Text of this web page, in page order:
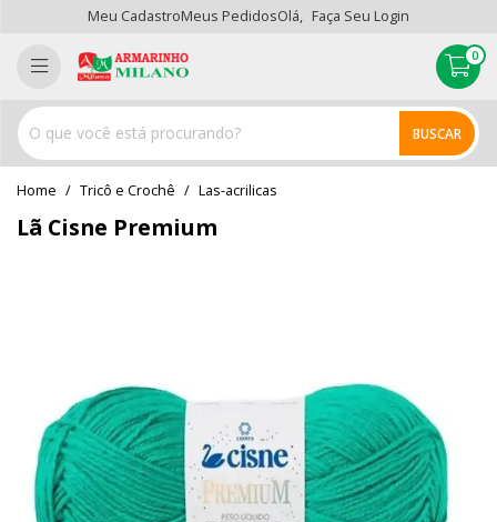
Meu CadastroMeus PedidosOlá, Faça Seu Login
BUSCAR
0
home Tricô e Crochê las-acrilicas
Lã Cisne Premium